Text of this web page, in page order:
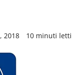
2018 10 minuti letti